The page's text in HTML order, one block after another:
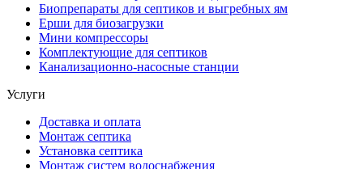
Биопрепараты для септиков и выгребных ям
Ерши для биозагрузки
Мини компрессоры
Комплектующие для септиков
Канализационно-насосные станции
Услуги
Доставка и оплата
Монтаж септика
Установка септика
Монтаж систем водоснабжения